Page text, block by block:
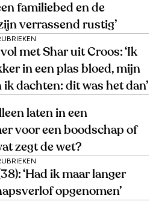
familiebed en de
verrassend rustig’
met Shar uit Croos: ‘Ik
in een plas bloed, mijn
dachten: dit was het dan’
laten in een
voor een boodschap of
zegt de wet?
‘Had ik maar langer
opgenomen’